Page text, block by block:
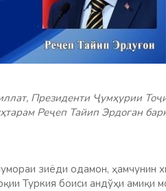
Президенти Ҷумҳурии
Реҷеп Тайип Эрдоган
зиёди одамон, ҳамчунин
Туркия боиси андўҳи амиқи